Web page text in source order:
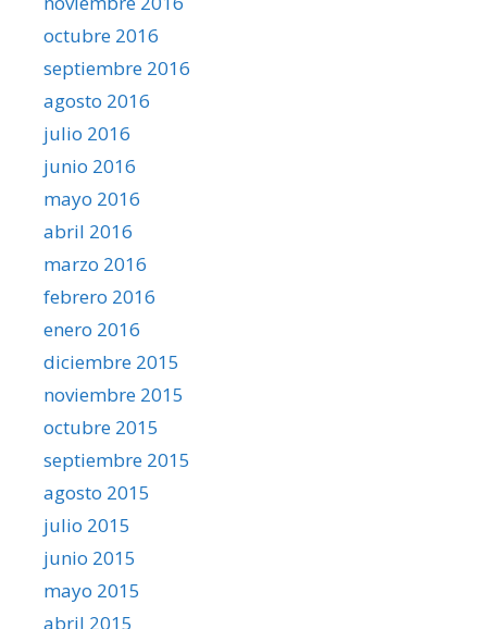
octubre 2016
septiembre 2016
agosto 2016
julio 2016
junio 2016
mayo 2016
abril 2016
marzo 2016
febrero 2016
enero 2016
diciembre 2015
noviembre 2015
octubre 2015
septiembre 2015
agosto 2015
julio 2015
junio 2015
mayo 2015
abril 2015